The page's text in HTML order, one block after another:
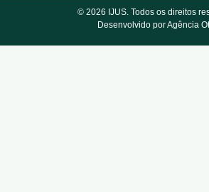
© 2026 IJUS. Todos os direitos
Desenvolvido por Agência